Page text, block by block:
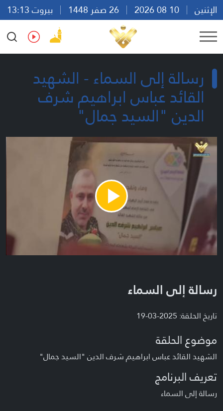
الإثنين
بيروت 13:13
Ar
En Fr Es
رسالة إلى السماء - الشهيد
القائد عباس ابراهيم شرف
الدين "السيد جمال"
Play
Video
رسالة إلى السماء
تاريخ الحلقة: 2025-03-19
موضوع الحلقة
الشهيد القائد عباس ابراهيم شرف الدين "السيد جمال"
تعريف البرنامج
رسالة إلى السماء